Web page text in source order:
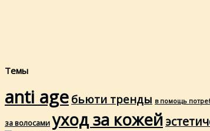
Темы
anti age бьюти тренды в помощь
за волосами уход за кожей